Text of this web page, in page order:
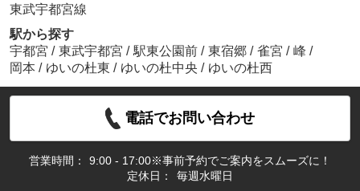
東武宇都宮線
駅から探す
宇都宮 / 東武宇都宮 / 駅東公園前 / 東宿郷 / 雀宮 / 峰 /
岡本 / ゆいの杜東 / ゆいの杜中央 / ゆいの杜西
電話でお問い合わせ
営業時間：
9:00 - 17:00※事前予約でご案内をスムーズに！
定休日：
毎週水曜日